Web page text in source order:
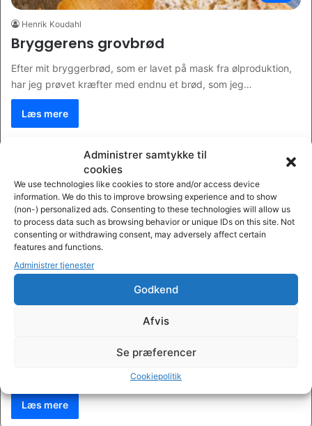
Administrer samtykke til
cookies
We use technologies like cookies to store and/or access device
information. We do this to improve browsing experience and to show
(non-) personalized ads. Consenting to these technologies will allow us
to process data such as browsing behavior or unique IDs on this site. Not
consenting or withdrawing consent, may adversely affect certain
features and functions.
Administrer tjenester
Godkend
Afvis
Se præferencer
Cookiepolitik
Henrik Koudahl
Bryggerens grovbrød
Efter mit bryggerbrød, som er lavet på mask fra ølproduktion,
har jeg prøvet kræfter med endnu et brød, som jeg…
Læs mere
I de seneste dage har den stået på lidt køkkenbrygning af øl.
Et restprodukt fra når der laves øl er…
Læs mere